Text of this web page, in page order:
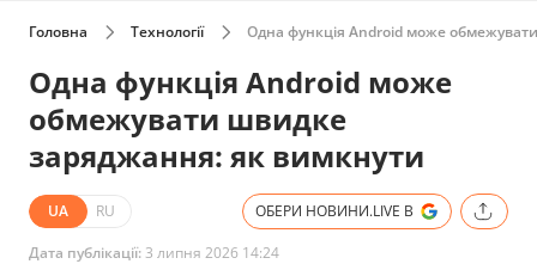
Головна Технології Одна функція Android може
Одна функція Android може
обмежувати швидке
заряджання: як вимкнути
UA RU ОБЕРИ НОВИНИ.LIVE В
Дата публікації: 3 липня 2026 14:24